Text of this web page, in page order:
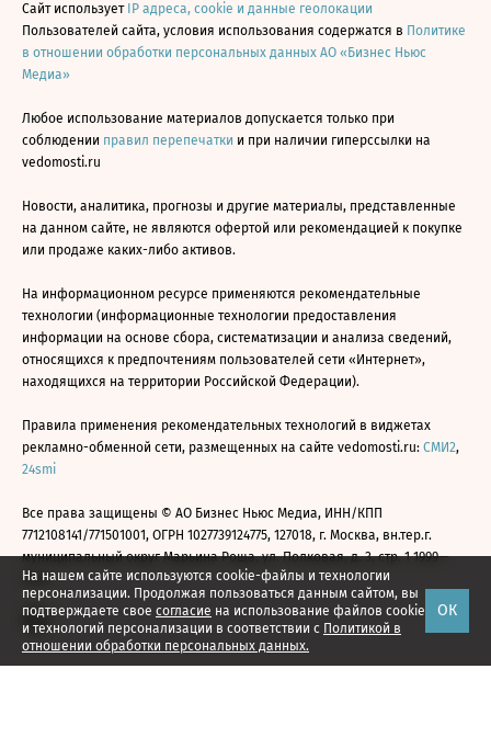
На нашем сайте используются cookie-файлы и технологии
персонализации. Продолжая пользоваться данным сайтом, вы
подтверждаете свое согласие на использование файлов cookie
и технологий персонализации в соответствии с Политикой в
отношении обработки персональных данных.
ОК
Сайт использует IP адреса, cookie и данные геолокации
Пользователей сайта, условия использования содержатся в Политике
в отношении обработки персональных данных АО «Бизнес Ньюс
Медиа»
Любое использование материалов допускается только при
соблюдении правил перепечатки и при наличии гиперссылки на
vedomosti.ru
Новости, аналитика, прогнозы и другие материалы, представленные
на данном сайте, не являются офертой или рекомендацией к покупке
или продаже каких-либо активов.
На информационном ресурсе применяются рекомендательные
технологии (информационные технологии предоставления
информации на основе сбора, систематизации и анализа сведений,
относящихся к предпочтениям пользователей сети «Интернет»,
находящихся на территории Российской Федерации).
Правила применения рекомендательных технологий в виджетах
рекламно-обменной сети, размещенных на сайте vedomosti.ru: СМИ2,
24smi
Все права защищены © АО Бизнес Ньюс Медиа, ИНН/КПП
7712108141/771501001, ОГРН 1027739124775, 127018, г. Москва, вн.тер.г.
муниципальный округ Марьина Роща, ул. Полковая, д. 3, стр. 1 1999—
2026